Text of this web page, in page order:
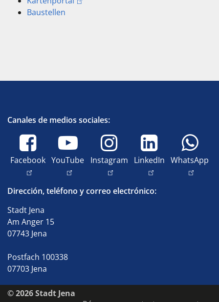
Baustellen
Canales de medios sociales:
Facebook YouTube Instagram LinkedIn WhatsApp
Dirección, teléfono y correo electrónico:
Stadt Jena
Am Anger 15
07743 Jena
Postfach 100338
07703 Jena
© 2026 Stadt Jena